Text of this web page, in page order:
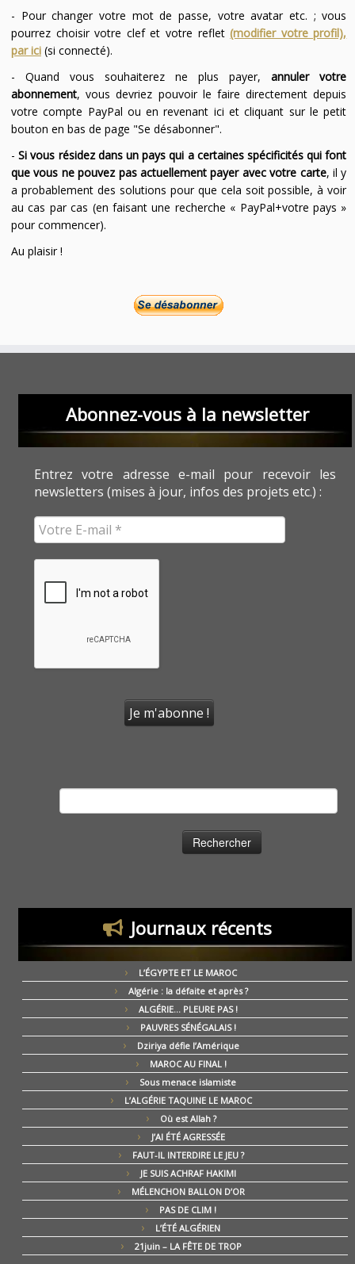
- Pour changer votre mot de passe, votre avatar etc. ; vous
pourrez choisir votre clef et votre reflet(modifier votre profil),
par ici(si connecté).
- Quand vous souhaiterez ne plus payer,annuler votre
abonnement, vous devriez pouvoir le faire directement depuis
votre compte PayPal ou en revenant ici et cliquant sur le petit
bouton en bas de page "Se désabonner".
-Si vous résidez dans un pays qui a certaines spécificités qui font
que vous ne pouvez pas actuellement payer avec votre carte, il y
a probablement des solutions pour que cela soit possible, à voir
au cas par cas (en faisant une recherche « PayPal+votre pays »
pour commencer).
Au plaisir !
Abonnez-vous à la newsletter
Entrez votre adresse e-mail pour recevoir les
newsletters (mises à jour, infos des projets etc.) :
Journaux récents
L’ÉGYPTE ET LE MAROC
Algérie : la défaite et après ?
ALGÉRIE… PLEURE PAS !
PAUVRES SÉNÉGALAIS !
Dziriya défie l’Amérique
MAROC AU FINAL !
Sous menace islamiste
L’ALGÉRIE TAQUINE LE MAROC
Où est Allah ?
J’AI ÉTÉ AGRESSÉE
FAUT-IL INTERDIRE LE JEU ?
JE SUIS ACHRAF HAKIMI
MÉLENCHON BALLON D’OR
PAS DE CLIM !
L’ÉTÉ ALGÉRIEN
21juin – LA FÊTE DE TROP